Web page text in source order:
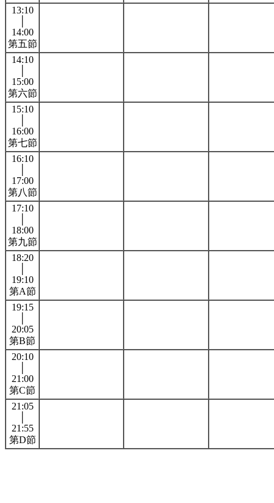
13:10
14:00
第五節
14:10
15:00
第六節
15:10
16:00
第七節
16:10
17:00
第八節
17:10
18:00
第九節
18:20
19:10
第A節
19:15
20:05
第B節
20:10
21:00
第C節
21:05
21:55
第D節